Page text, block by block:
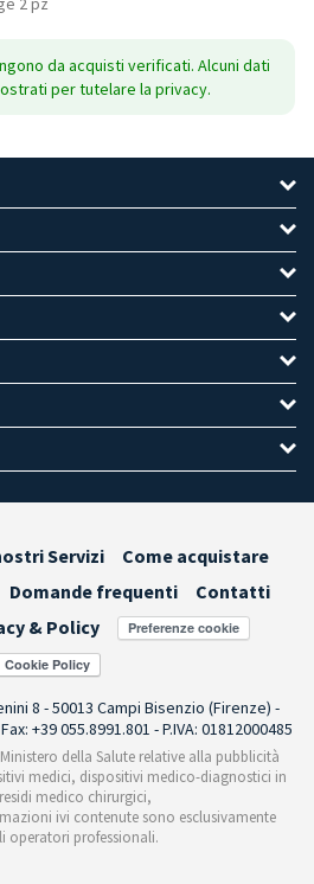
da acquisti verificati. Alcuni dati
per tutelare la privacy.
Servizi
Come acquistare
Domande frequenti
Contatti
& Policy Preferenze cookie
8 - 50013 Campi Bisenzio (Firenze) -
+39 055.8991.801 - P.IVA: 01812000485
della Salute relative alla pubblicità
medici, dispositivi medico-diagnostici in
medico chirurgici,
ivi contenute sono esclusivamente
operatori professionali.